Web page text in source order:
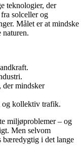
teknologier, der
solceller og
Målet er at mindske
naturen.
, der mindsker
og kollektiv trafik.
miljøproblemer – og
Men selvom
bæredygtig i det lange